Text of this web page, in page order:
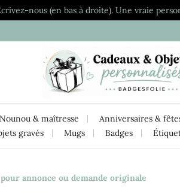
nous (en bas à droite). Une vraie
Nounou & maîtresse Anniversaires &
gravés Mugs Badges
annonce ou demande originale